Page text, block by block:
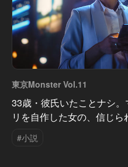
東京Monster Vol.11
33歳・彼氏いたことナシ
リを自作した女の、信じら
#小説